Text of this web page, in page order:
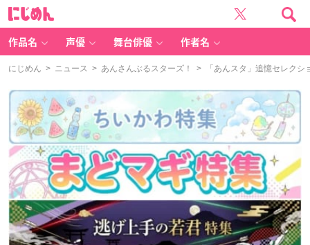
作品名 声優 舞台俳優 作者名
にじめん > ニュース > あんさんぶるスターズ！ > 「あんスタ」追憶セレクシ